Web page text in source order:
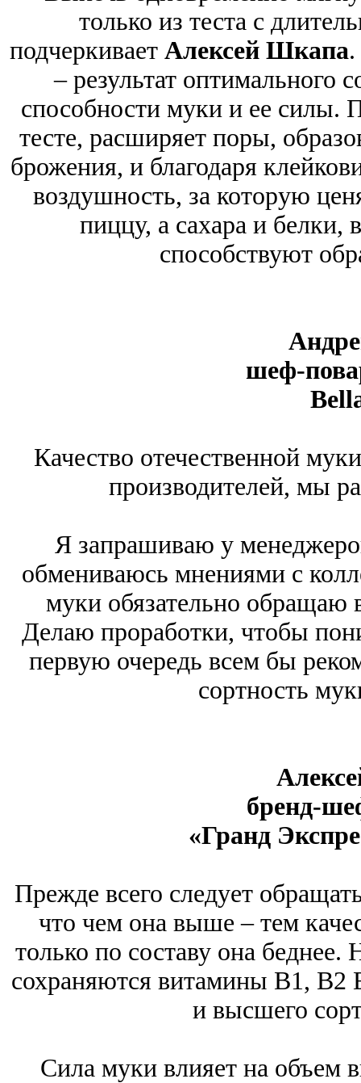
только из теста с
подчеркивает Алексей Шкапа
– результат оптимального
способности муки и ее силы.
тесте, расширяет поры,
брожения, и благодаря
воздушность, за которую
пиццу, а сахара и белки,
способствуют
шеф-
Качество отечественной
производителей, мы
Я запрашиваю у
обмениваюсь мнениями с
муки обязательно обращаю
Делаю проработки, чтобы
первую очередь всем бы
сортность
бренд-
«Гранд
Прежде всего следует
что чем она выше – тем
только по составу она
сохраняются витамины B1, B2
и высшего
Сила муки влияет на объем